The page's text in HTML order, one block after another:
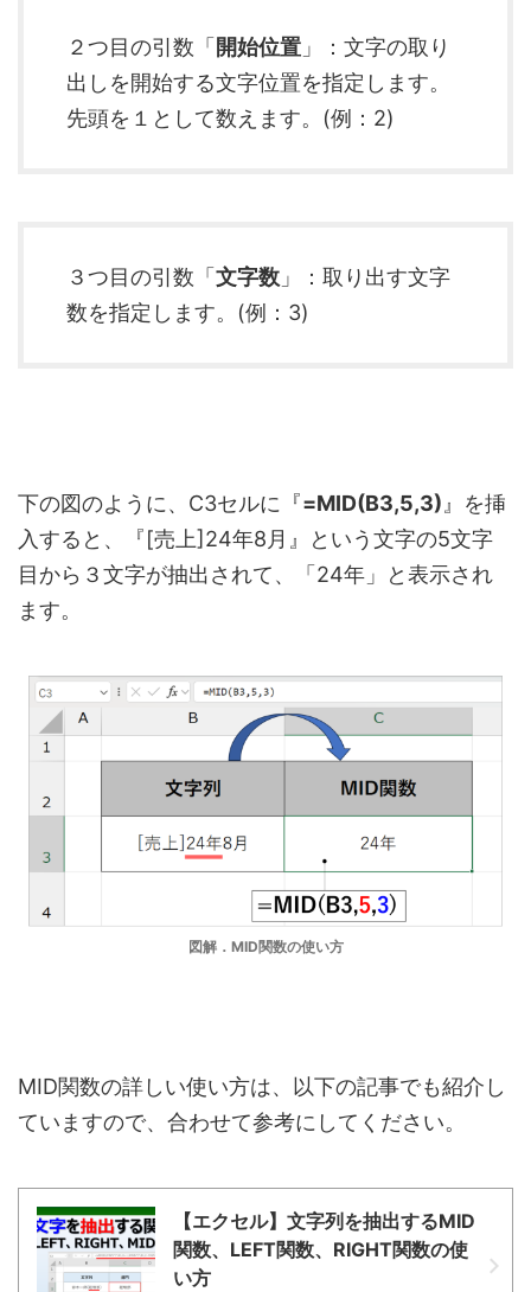
２つ目の引数「 開始位置 」：文字の取り
出しを開始する文字位置を指定します。
先頭を１として数えます。(例：2)
３つ目の引数「 文字数 」：取り出す文字
数を指定します。(例：3)
下の図のように、C3セルに『=MID(B3,5,3)』を挿
入すると、『[売上]24年8月』という文字の5文字
目から３文字が抽出されて、「24年」と表示され
ます。
図解．MID関数の使い方
MID関数の詳しい使い方は、以下の記事でも紹介し
ていますので、合わせて参考にしてください。
【エクセル】文字列を抽出するMID
関数、LEFT関数、RIGHT関数の使
い方